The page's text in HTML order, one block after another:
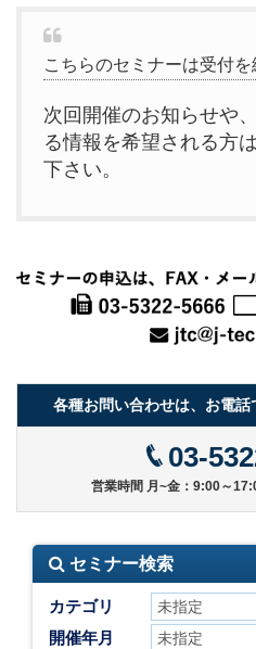
こちらのセミナーは受付を
次回開催のお知らせや
る情報を希望される方
下さい。
各種お問い合わせは、お電話
03-
営業時間 月~金：9:00～
セミナー検索
カテゴリ
開催年月